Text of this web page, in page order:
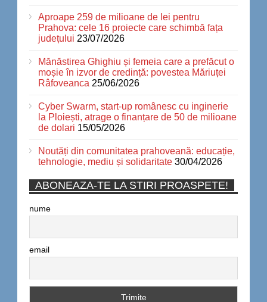
Aproape 259 de milioane de lei pentru
Prahova: cele 16 proiecte care schimbă fața
județului 23/07/2026
Mănăstirea Ghighiu și femeia care a prefăcut o
moșie în izvor de credință: povestea Măriuței
Râfoveanca 25/06/2026
Cyber Swarm, start-up românesc cu inginerie
la Ploiești, atrage o finanțare de 50 de milioane
de dolari 15/05/2026
Noutăți din comunitatea prahoveană: educație,
tehnologie, mediu și solidaritate 30/04/2026
ABONEAZA-TE LA STIRI PROASPETE!
nume
email